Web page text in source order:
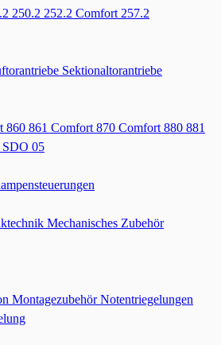
250.2 252.2 Comfort 257.2
Sektionaltorantriebe
860 861 Comfort 870 Comfort 880 881
SDO 05
Mechanisches Zubehör
Montagezubehör Notentriegelungen